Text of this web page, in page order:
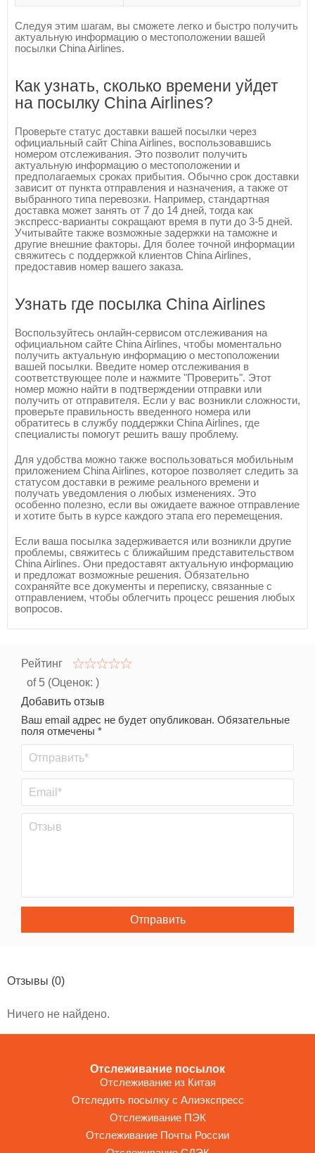
Следуя этим шагам, вы сможете легко и быстро получить
актуальную информацию о местоположении вашей
посылки China Airlines.
Как узнать, сколько времени уйдет
на посылку China Airlines?
Проверьте статус доставки вашей посылки через
официальный сайт China Airlines, воспользовавшись
номером отслеживания. Это позволит получить
актуальную информацию о местоположении и
предполагаемых сроках прибытия. Обычно срок доставки
зависит от пункта отправления и назначения, а также от
выбранного типа перевозки. Например, стандартная
доставка может занять от 7 до 14 дней, тогда как
экспресс-варианты сокращают время в пути до 3-5 дней.
Учитывайте также возможные задержки на таможне и
другие внешние факторы. Для более точной информации
свяжитесь с поддержкой клиентов China Airlines,
предоставив номер вашего заказа.
Узнать где посылка China Airlines
Воспользуйтесь онлайн-сервисом отслеживания на
официальном сайте China Airlines, чтобы моментально
получить актуальную информацию о местоположении
вашей посылки. Введите номер отслеживания в
соответствующее поле и нажмите "Проверить". Этот
номер можно найти в подтверждении отправки или
получить от отправителя. Если у вас возникли сложности,
проверьте правильность введенного номера или
обратитесь в службу поддержки China Airlines, где
специалисты помогут решить вашу проблему.
Для удобства можно также воспользоваться мобильным
приложением China Airlines, которое позволяет следить за
статусом доставки в режиме реального времени и
получать уведомления о любых изменениях. Это
особенно полезно, если вы ожидаете важное отправление
и хотите быть в курсе каждого этапа его перемещения.
Если ваша посылка задерживается или возникли другие
проблемы, свяжитесь с ближайшим представительством
China Airlines. Они предоставят актуальную информацию
и предложат возможные решения. Обязательно
сохраняйте все документы и переписку, связанные с
отправлением, чтобы облегчить процесс решения любых
вопросов.
Рейтинг
of 5 (Оценок: )
Добавить отзыв
Ваш email адрес не будет опубликован. Обязательные
поля отмечены *
Отправить
Отзывы (0)
Ничего не найдено.
Отслеживание посылок
Отслеживание из Китая
Отследить посылку с Алиэкспресс
Отслеживание ПЭК
Отслеживание Почты России